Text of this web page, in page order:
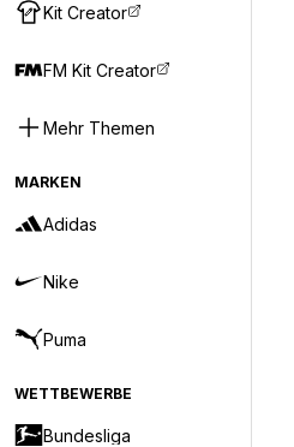
Kit Creator
FM Kit Creator
Mehr Themen
MARKEN
Adidas
Nike
Puma
WETTBEWERBE
Bundesliga